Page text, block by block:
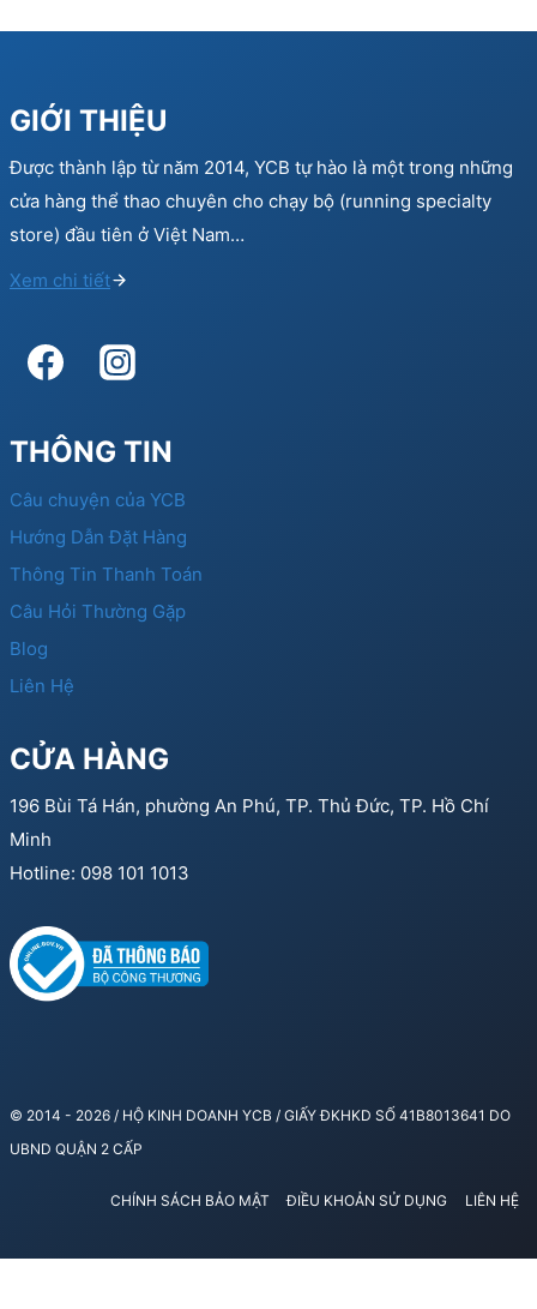
GIỚI THIỆU
Được thành lập từ năm 2014, YCB tự hào là một trong những
cửa hàng thể thao chuyên cho chạy bộ (running specialty
store) đầu tiên ở Việt Nam…
Xem chi tiết
THÔNG TIN
Câu chuyện của YCB
Hướng Dẫn Đặt Hàng
Thông Tin Thanh Toán
Câu Hỏi Thường Gặp
Blog
Liên Hệ
CỬA HÀNG
196 Bùi Tá Hán, phường An Phú, TP. Thủ Đức, TP. Hồ Chí
Minh
Hotline: 098 101 1013
© 2014 - 2026 / HỘ KINH DOANH YCB / GIẤY ĐKHKD SỐ 41B8013641 DO
UBND QUẬN 2 CẤP
CHÍNH SÁCH BẢO MẬT ĐIỀU KHOẢN SỬ DỤNG LIÊN HỆ